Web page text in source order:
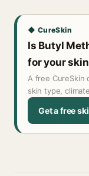
◆ CureSkin
Is Butyl
for your
A free CureSkin
skin type,
Get a free